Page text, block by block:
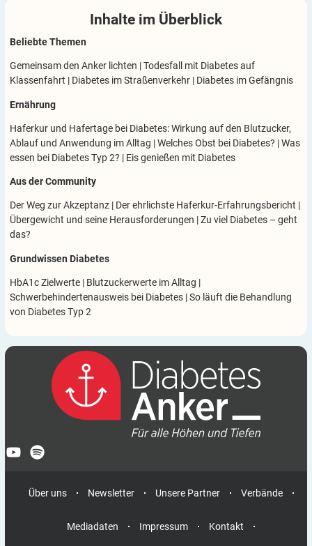
Inhalte im Überblick
Beliebte Themen
Gemeinsam den Anker lichten |Todesfall mit Diabetes auf
Klassenfahrt | Diabetes im Straßenverkehr | Diabetes im Gefängnis
Ernährung
Haferkur und Hafertage bei Diabetes: Wirkung auf den Blutzucker,
Ablauf und Anwendung im Alltag |Welches Obst bei Diabetes? |Was
essen bei Diabetes Typ 2? | Eis genießen mit Diabetes
Aus der Community
Der Weg zur Akzeptanz | Der ehrlichste Haferkur-Erfahrungsbericht |
Übergewicht und seine Herausforderungen |Zu viel Diabetes – geht
das?
Grundwissen Diabetes
HbA1c Zielwerte | Blutzuckerwerte im Alltag |
Schwerbehindertenausweis bei Diabetes |So läuft die Behandlung
von Diabetes Typ 2
Über uns Newsletter Unsere Partner Verbände
Mediadaten Impressum Kontakt